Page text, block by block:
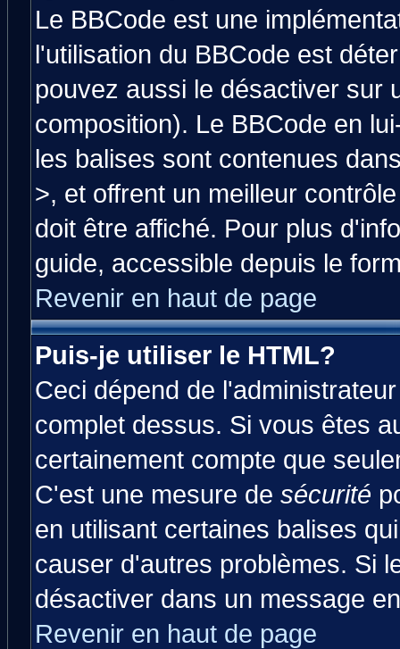
Le BBCode est une
l'utilisation du BBCode est
pouvez aussi le désactiver sur
composition). Le BBCode en
les balises sont contenues
>, et offrent un meilleur
doit être affiché. Pour plus
guide, accessible depuis le
Revenir en haut de page
Puis-je utiliser le HTML?
Ceci dépend de
complet dessus. Si vous êtes
certainement compte que
C'est une mesure de sécurité
en utilisant certaines balises
causer d'autres problèmes. Si
désactiver dans un message
Revenir en haut de page